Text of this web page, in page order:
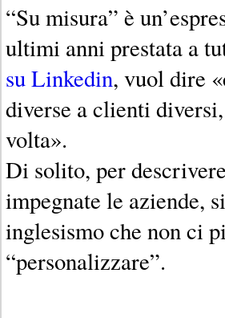
“Su misura” è
ultimi anni prestata a
su Linkedin, vuol dire
diverse a clienti
volta».
Di solito, per
impegnate le aziende,
inglesismo che non ci
“personalizzare”.